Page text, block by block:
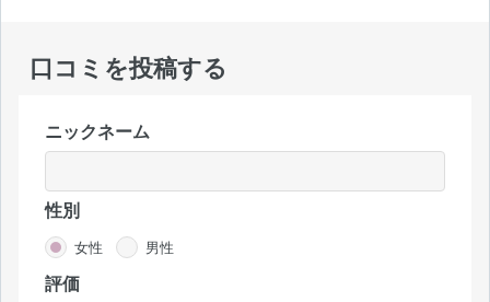
口コミを投稿する
ニックネーム
性別
女性 男性
評価